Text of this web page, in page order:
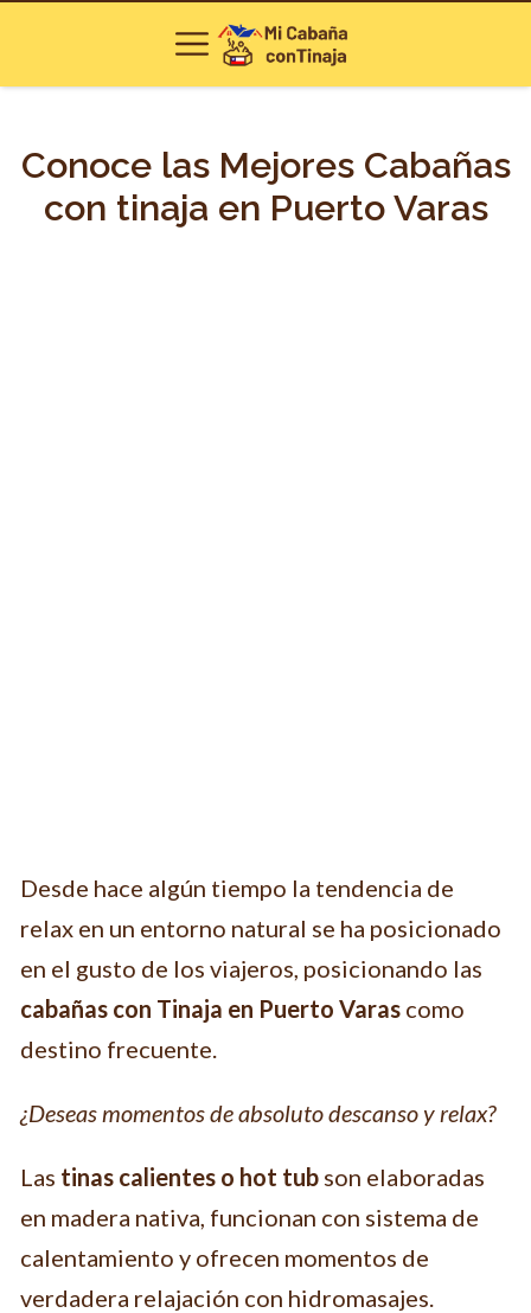
Conoce las Mejores Cabañas
con tinaja en Puerto Varas
Desde hace algún tiempo la tendencia de
relax en un entorno natural se ha posicionado
en el gusto de los viajeros, posicionando las
cabañas con Tinaja en Puerto Varas como
destino frecuente.
¿Deseas momentos de absoluto descanso y relax?
Las tinas calientes o hot tub son elaboradas
en madera nativa, funcionan con sistema de
calentamiento y ofrecen momentos de
verdadera relajación con hidromasajes.